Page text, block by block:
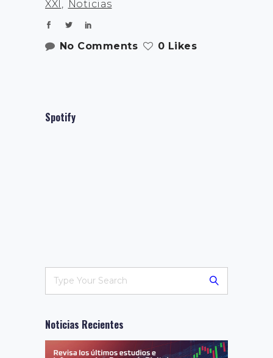
XXI
Noticias
No Comments 0 Likes
Spotify
Noticias Recientes